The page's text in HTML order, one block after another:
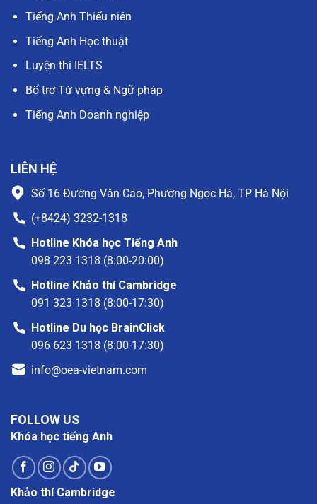
Tiếng Anh Thiếu niên
Tiếng Anh Học thuật
Luyện thi IELTS
Bổ trợ Từ vựng & Ngữ pháp
Tiếng Anh Doanh nghiệp
LIÊN HỆ
Số 16 Đường Văn Cao, Phường Ngọc Hà, TP Hà Nội
(+8424) 3232-1318
Hotline Khóa học Tiếng Anh
098 223 1318 (8:00-20:00)
Hotline Khảo thí Cambridge
091 323 1318 (8:00-17:30)
Hotline Du học BrainClick
096 623 1318 (8:00-17:30)
info@oea-vietnam.com
FOLLOW US
Khóa học tiếng Anh
Khảo thí Cambridge